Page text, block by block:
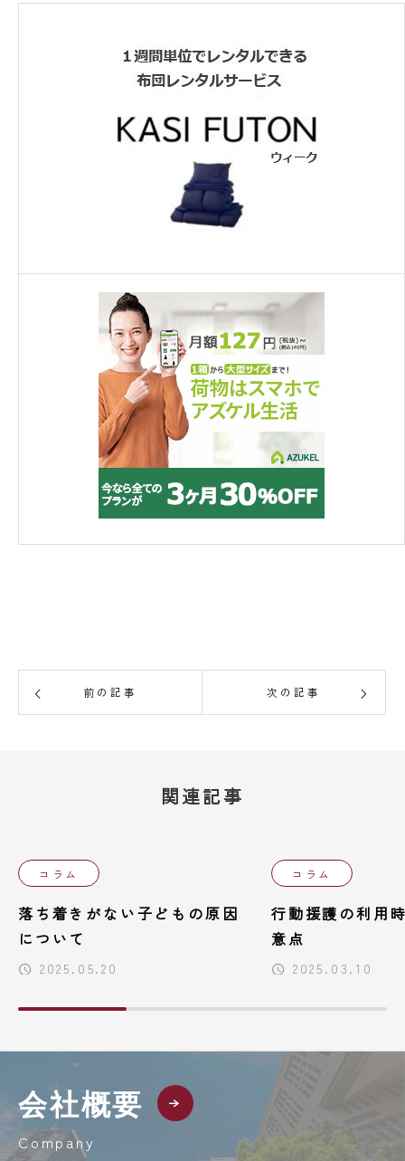
前の記事 次の記事
関連記事
コラム
落ち着きがない子どもの原因
について
2025.05.20
コラム
行動援護の利用
意点
2025.03.10
会社概要
Company